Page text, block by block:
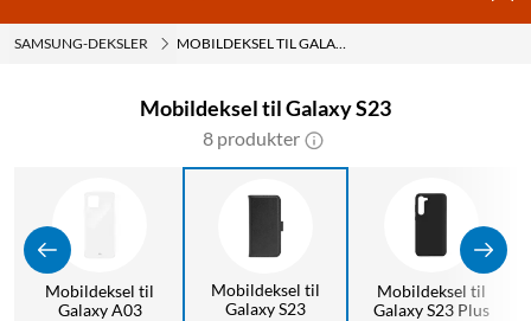
SAMSUNG-DEKSLER MOBILDEKSEL TIL GALAXY S23
Mobildeksel til Galaxy S23
8 produkter
Mobildeksel til
Galaxy A03
Mobildeksel til
Galaxy S23
Mobildeksel til
Galaxy S23 Plus